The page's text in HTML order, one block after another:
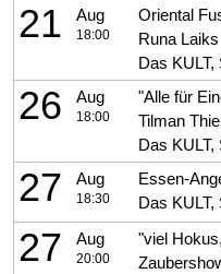
21 Aug
18:00
Oriental
Runa Laiks
Das
26 Aug
18:00
"Alle für
Tilman
Das
27 Aug
18:30
Essen-
Das
27 Aug
20:00
"viel